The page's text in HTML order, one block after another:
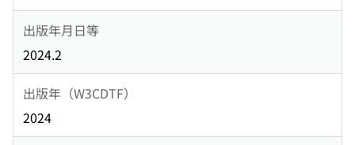
出版年月日等
2024.2
出版年（W3CDTF）
2024